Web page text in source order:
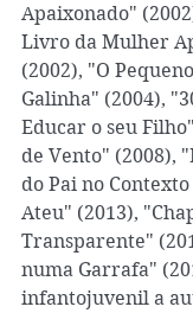
Apaixonado"
Livro da Mulher
(2002), "O
Galinha" (2004),
Educar o seu
de Vento" (2008),
do Pai no
Ateu" (2013),
Transparente"
numa Garrafa"
infantojuvenil a